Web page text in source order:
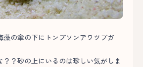
藻の傘の下にトンプソンアワツブガ
？砂の上にいるのは珍しい気がしま